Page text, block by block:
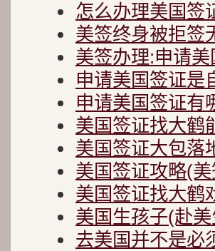
怎么办理美国签
美签终身被拒签
美签办理:申请
申请美国签证是
申请美国签证有
美国签证找大鹤
美国签证大包落
美国签证攻略(
美国签证找大鹤
美国生孩子(赴
去美国并不是必